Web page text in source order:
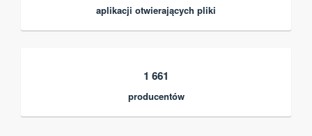
aplikacji otwierających pliki
1 661
producentów